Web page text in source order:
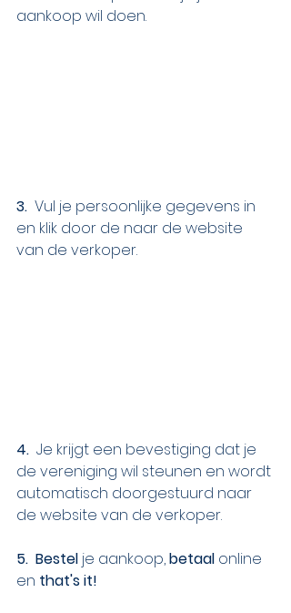
aankoop wil doen.
3. Vul je persoonlijke gegevens in
en klik door de naar de website
van de verkoper.
4. Je krijgt een bevestiging dat je
de vereniging wil steunen en wordt
automatisch doorgestuurd naar
de website van de verkoper.
5.  Bestel je aankoop, betaal online
en that's it!